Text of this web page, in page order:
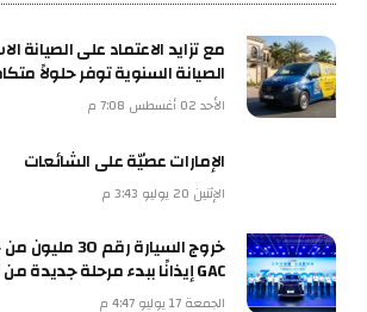
مع تزايد الاعتماد على الصيانة
الصيانة السنوية توفر حلولاً
الأحد 02 أغسطس 7:08 م
الإمارات عصيّة على الشائعات
الإثنين 20 يوليو 3:43 م
خروج السيارة
GAC إيذانًا ببدء مرحلة جديدة من النمو العالمي
الجمعة 17 يوليو 4:47 م